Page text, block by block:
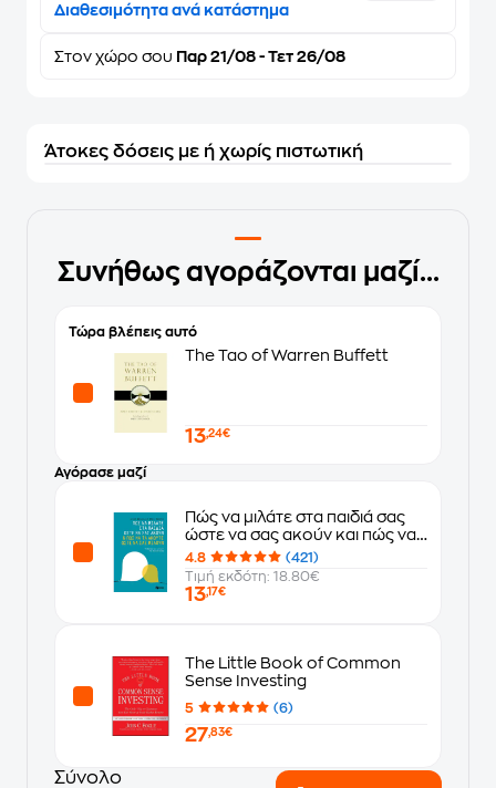
Διαθεσιμότητα ανά κατάστημα
Στον χώρο σου Παρ 21/08 - Τετ 26/08
Άτοκες δόσεις με ή χωρίς πιστωτική
Συνήθως αγοράζονται μαζί...
Τώρα βλέπεις αυτό
The Tao of Warren Buffett
13,24€
Αγόρασε μαζί
Πώς να μιλάτε στα παιδιά σας
ώστε να σας ακούν και πώς να
τα ακούτε ώστε να σας μιλούν
4.8
(421)
Τιμή εκδότη: 18.80€
13,17€
The Little Book of Common
Sense Investing
5 (6)
27,83€
Σύνολο